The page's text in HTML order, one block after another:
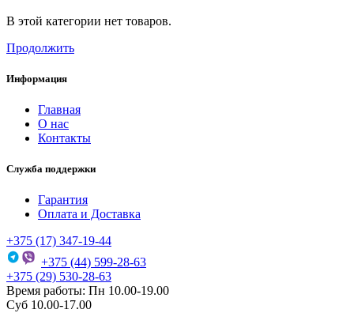
В этой категории нет товаров.
Продолжить
Информация
Главная
О нас
Контакты
Служба поддержки
Гарантия
Оплата и Доставка
+375 (17) 347-19-44
+375 (44) 599-28-63
+375 (29) 530-28-63
Время работы: Пн 10.00-19.00
Суб 10.00-17.00